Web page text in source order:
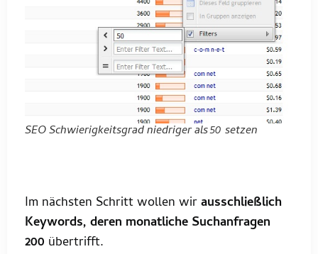
SEO Schwierigkeitsgrad niedriger als 50 setzen
Im nächsten Schritt wollen wirausschließlich
Keywords, deren monatliche Suchanfragen
200 übertrifft.